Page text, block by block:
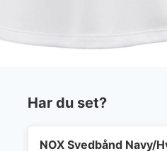
Har du set?
NOX Svedbånd Navy/